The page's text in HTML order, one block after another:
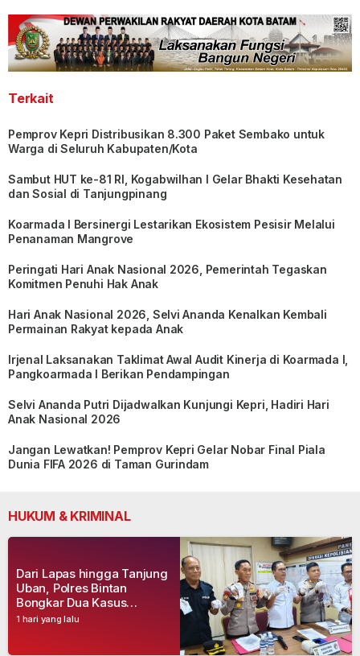
Terkait
Pemprov Kepri Distribusikan 8.300 Paket Sembako untuk
Warga di Seluruh Kabupaten/Kota
Sambut HUT ke-81 RI, Kogabwilhan I Gelar Bhakti Kesehatan
dan Sosial di Tanjungpinang
Koarmada I Bersinergi Lestarikan Ekosistem Pesisir Melalui
Penanaman Mangrove
Peringati Hari Anak Nasional 2026, Pemerintah Tegaskan
Komitmen Penuhi Hak Anak
Hari Anak Nasional 2026, Selvi Ananda Kenalkan Kembali
Permainan Rakyat kepada Anak
Irjenal Laksanakan Taklimat Awal Audit Kinerja di Koarmada I,
Pangkoarmada I Berikan Pendampingan
Selvi Ananda Putri Dijadwalkan Kunjungi Kepri, Hadiri Hari
Anak Nasional 2026
Jangan Lewatkan! Pemprov Kepri Gelar Nobar Final Piala
Dunia FIFA 2026 di Taman Gurindam
HUKUM & KRIMINAL
1 hari yang lalu
Dari Lapas hingga Tanjung
Uban, Polres Bintan
Bongkar Dua Kasus
Narkoba, Empat Tersangka